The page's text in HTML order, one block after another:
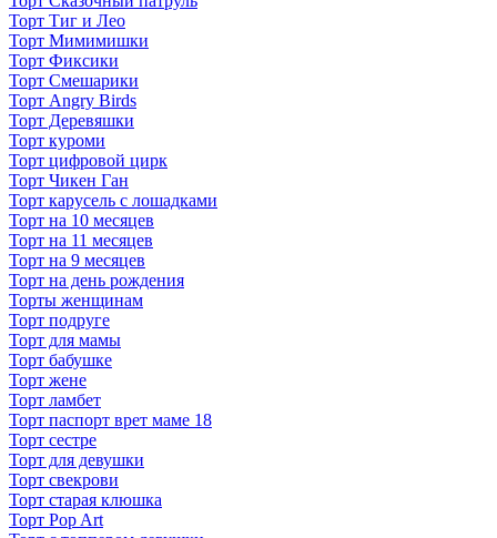
Торт Тиг и Лео
Торт Мимимишки
Торт Фиксики
Торт Смешарики
Торт Angry Birds
Торт Деревяшки
Торт куроми
Торт цифровой цирк
Торт Чикен Ган
Торт карусель с лошадками
Торт на 10 месяцев
Торт на 11 месяцев
Торт на 9 месяцев
Торт на день рождения
Торты женщинам
Торт подруге
Торт для мамы
Торт бабушке
Торт жене
Торт ламбет
Торт паспорт врет маме 18
Торт сестре
Торт для девушки
Торт свекрови
Торт старая клюшка
Торт Pop Art